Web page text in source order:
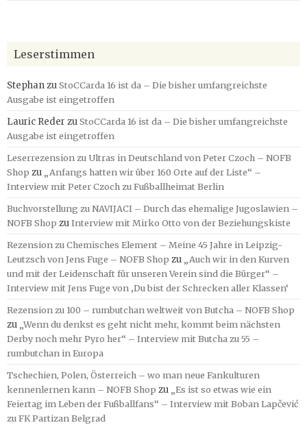
Leserstimmen
StephanzuStoCCarda 16 ist da – Die bisher umfangreichste
Ausgabe ist eingetroffen
Lauric Reder zuStoCCarda 16 ist da – Die bisher umfangreichste
Ausgabe ist eingetroffen
Leserrezension zu Ultras in Deutschland von Peter Czoch – NOFB
Shop zu
„Anfangs hatten wir über 160 Orte auf der Liste“ –
Interview mit Peter Czoch zu Fußballheimat Berlin
Buchvorstellung zu NAVIJACI – Durch das ehemalige Jugoslawien –
NOFB Shop zuInterview mit Mirko Otto von der Beziehungskiste
Rezension zu Chemisches Element – Meine 45 Jahre in Leipzig-
Leutzsch von Jens Fuge – NOFB Shop zu
„Auch wir in den Kurven
und mit der Leidenschaft für unseren Verein sind die Bürger“ –
Interview mit Jens Fuge von ‚Du bist der Schrecken aller Klassen‘
Rezension zu 100 – rumbutchan weltweit von Butcha – NOFB Shop
zu „Wenn du denkst es geht nicht mehr, kommt beim nächsten
Derby noch mehr Pyro her“ – Interview mit Butcha zu 55 –
rumbutchan in Europa
Tschechien, Polen, Österreich – wo man neue Fankulturen
kennenlernen kann – NOFB Shop zu
„Es ist so etwas wie ein
Feiertag im Leben der Fußballfans“ – Interview mit Boban Lapčević
zu FK Partizan Belgrad